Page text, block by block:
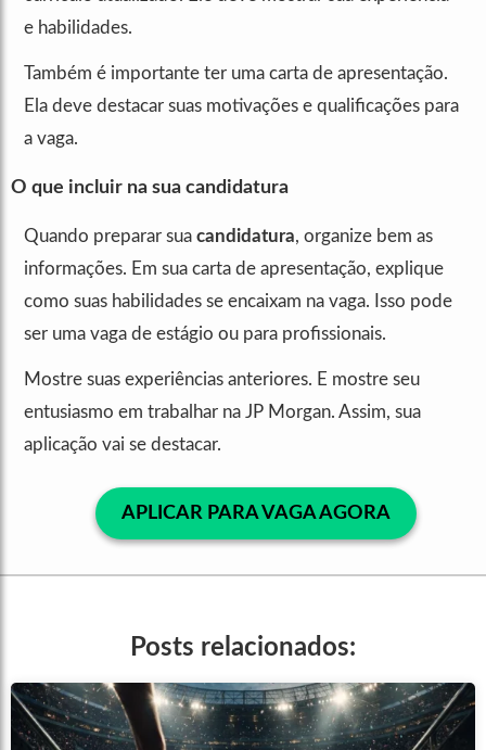
e habilidades.
Também é importante ter uma carta de apresentação.
Ela deve destacar suas motivações e qualificações para
a vaga.
O que incluir na sua candidatura
Quando preparar sua candidatura, organize bem as
informações. Em sua carta de apresentação, explique
como suas habilidades se encaixam na vaga. Isso pode
ser uma vaga de estágio ou para profissionais.
Mostre suas experiências anteriores. E mostre seu
entusiasmo em trabalhar na JP Morgan. Assim, sua
aplicação vai se destacar.
APLICAR PARA VAGA AGORA
Posts relacionados: